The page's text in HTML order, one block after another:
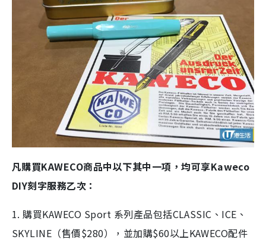
凡購買KAWECO商品中以下其中一項，均可享Kaweco
DIY刻字服務乙次：
1. 購買KAWECO Sport 系列產品包括CLASSIC、ICE、
SKYLINE（售價$280），並加購$60以上KAWECO配件